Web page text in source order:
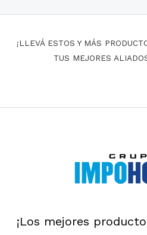
¡LLEVÁ ESTOS Y MÁS
TUS MEJORES
¡Los mejores